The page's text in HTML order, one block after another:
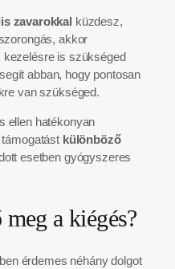
zavarokkal küzdesz,
akkor
is szükséged
abban, hogy pontosan
van szükséged.
ellen hatékonyan
különböző
esetben gyógyszeres
a kiégés?
érdemes néhány dolgot